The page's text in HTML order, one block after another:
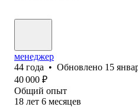
менеджер
44 года • Обновлено 15
40 000 ₽
Общий опыт
18 лет 6 месяцев